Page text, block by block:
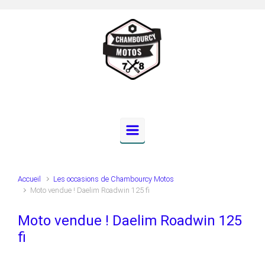
Accueil
Les occasions de Chambourcy Motos
Moto vendue ! Daelim Roadwin 125 fi
Moto vendue ! Daelim Roadwin 125
fi